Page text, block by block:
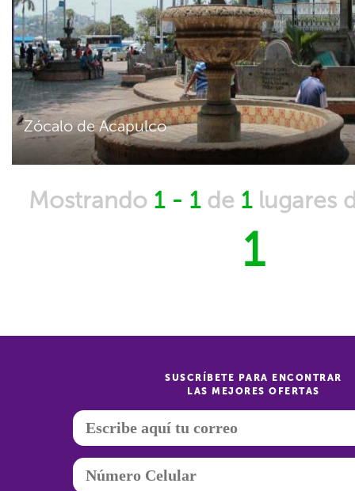
Zócalo de Acapulco
Mostrando 1 - 1de 1lugares
1
SUSCRÍBETE PARA ENCONTRAR
LAS MEJORES OFERTAS